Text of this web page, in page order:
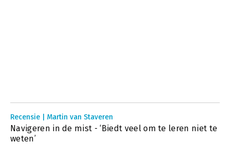
Recensie | Martin van Staveren
Navigeren in de mist - ‘Biedt veel om te leren niet te
weten’